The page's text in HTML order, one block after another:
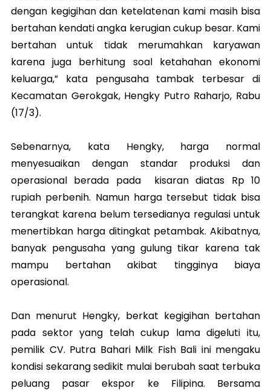
dengan kegigihan dan ketelatenan kami masih bisa
bertahan kendati angka kerugian cukup besar. Kami
bertahan untuk tidak merumahkan karyawan
karena juga berhitung soal ketahahan ekonomi
keluarga,” kata pengusaha tambak terbesar di
Kecamatan Gerokgak, Hengky Putro Raharjo, Rabu
(17/3).
Sebenarnya, kata Hengky, harga normal
menyesuaikan dengan standar produksi dan
operasional berada pada kisaran diatas Rp 10
rupiah perbenih. Namun harga tersebut tidak bisa
terangkat karena belum tersedianya regulasi untuk
menertibkan harga ditingkat petambak. Akibatnya,
banyak pengusaha yang gulung tikar karena tak
mampu bertahan akibat tingginya biaya
operasional.
Dan menurut Hengky, berkat kegigihan bertahan
pada sektor yang telah cukup lama digeluti itu,
pemilik CV. Putra Bahari Milk Fish Bali ini mengaku
kondisi sekarang sedikit mulai berubah saat terbuka
peluang pasar ekspor ke Filipina. Bersama